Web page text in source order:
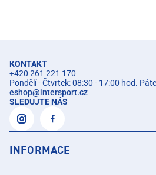
KONTAKT
+420 261 221 170
Pondělí - Čtvrtek: 08:30 - 17:00 hod.
eshop@intersport.cz
SLEDUJTE NÁS
INFORMACE